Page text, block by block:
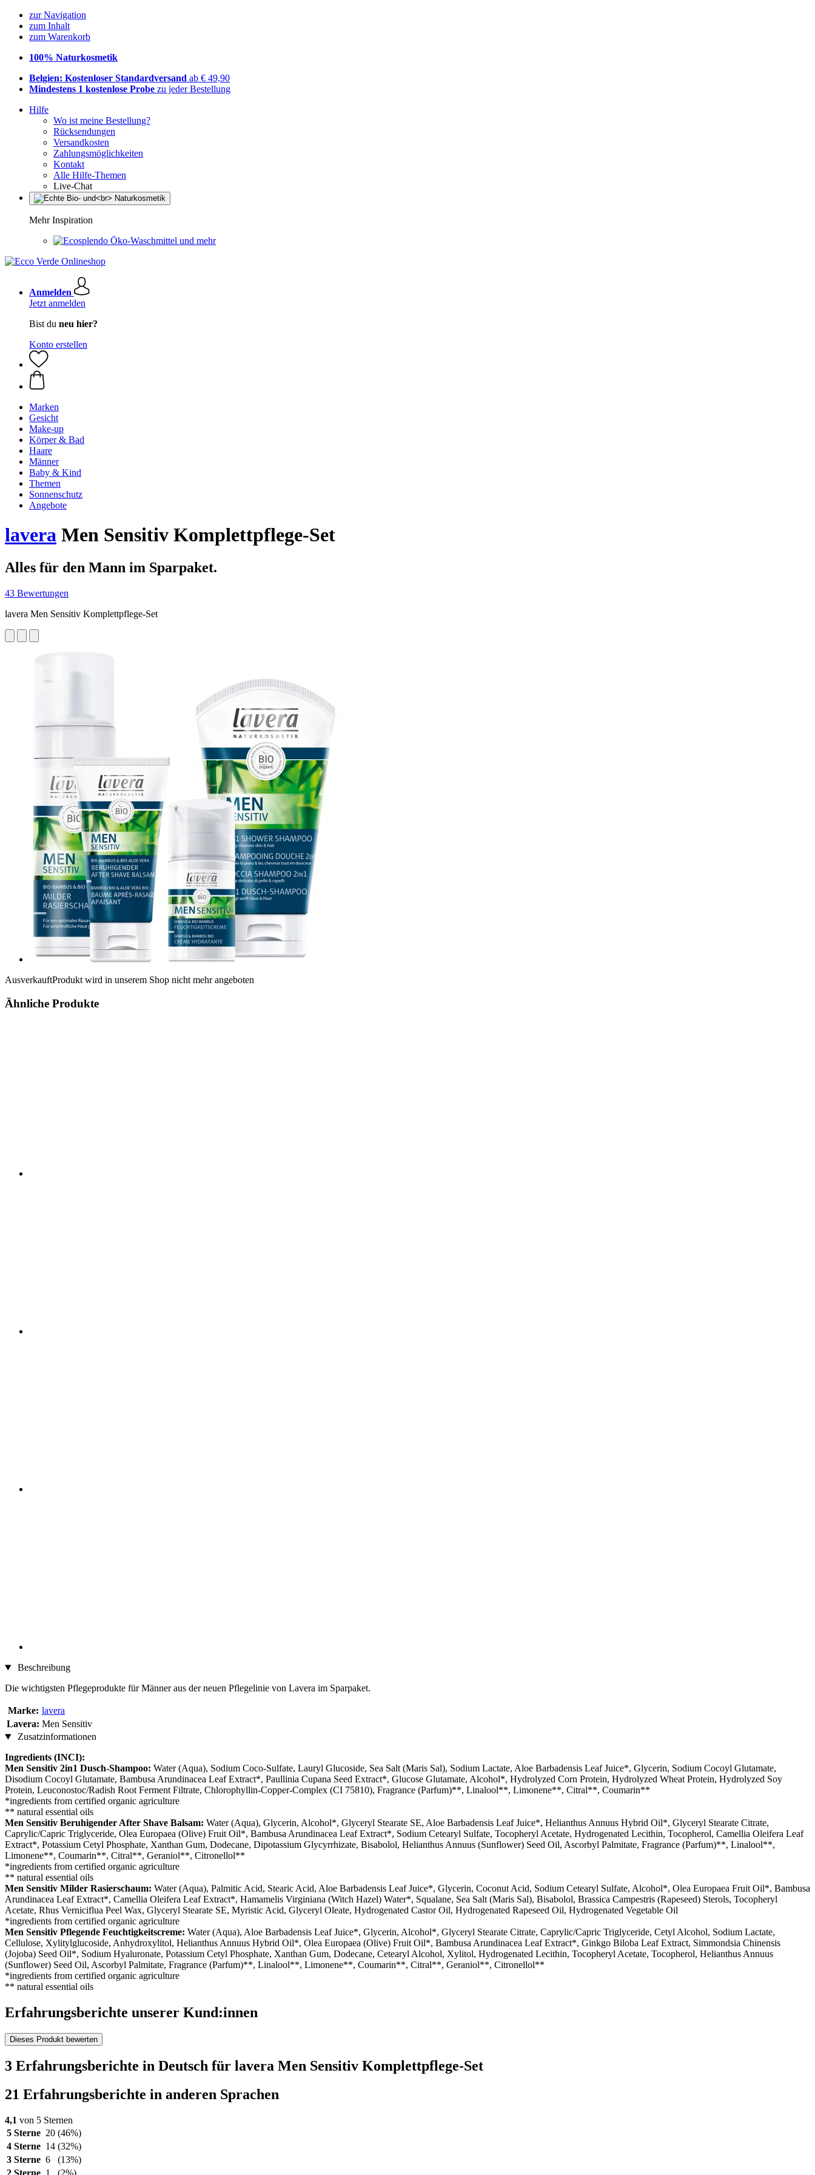
zur Navigation
zum Inhalt
zum Warenkorb
100% Naturkosmetik
Belgien: Kostenloser Standardversand ab € 49,90
Mindestens 1 kostenlose Probe zu jeder Bestellung
Hilfe
Wo ist meine Bestellung?
Rücksendungen
Versandkosten
Zahlungsmöglichkeiten
Kontakt
Alle Hilfe-Themen
Live-Chat
Mehr Inspiration
Öko-Waschmittel und mehr
Anmelden
Jetzt anmelden
Bist du neu hier?
Konto erstellen
Marken
Gesicht
Make-up
Körper & Bad
Haare
Männer
Baby & Kind
Themen
Sonnenschutz
Angebote
lavera Men Sensitiv Komplettpflege-Set
Alles für den Mann im Sparpaket.
43 Bewertungen
lavera Men Sensitiv Komplettpflege-Set
AusverkauftProdukt wird in unserem Shop nicht mehr angeboten
Ähnliche Produkte
Beschreibung
Die wichtigsten Pflegeprodukte für Männer aus der neuen Pflegelinie von Lavera im Sparpaket.
Marke: lavera
Lavera: Men Sensitiv
Zusatzinformationen
Ingredients (INCI):
Men Sensitiv 2in1 Dusch-Shampoo: Water (Aqua), Sodium Coco-Sulfate, Lauryl Glucoside, Sea Salt (Maris Sal), Sodium Lactate, Aloe Barbadensis Leaf Juice*, Glycerin, Sodium Cocoyl Glutamate,
Disodium Cocoyl Glutamate, Bambusa Arundinacea Leaf Extract*, Paullinia Cupana Seed Extract*, Glucose Glutamate, Alcohol*, Hydrolyzed Corn Protein, Hydrolyzed Wheat Protein, Hydrolyzed Soy
Protein, Leuconostoc/Radish Root Ferment Filtrate, Chlorophyllin-Copper-Complex (CI 75810), Fragrance (Parfum)**, Linalool**, Limonene**, Citral**, Coumarin**
*ingredients from certified organic agriculture
** natural essential oils
Men Sensitiv Beruhigender After Shave Balsam: Water (Aqua), Glycerin, Alcohol*, Glyceryl Stearate SE, Aloe Barbadensis Leaf Juice*, Helianthus Annuus Hybrid Oil*, Glyceryl Stearate Citrate,
Caprylic/Capric Triglyceride, Olea Europaea (Olive) Fruit Oil*, Bambusa Arundinacea Leaf Extract*, Sodium Cetearyl Sulfate, Tocopheryl Acetate, Hydrogenated Lecithin, Tocopherol, Camellia Oleifera Leaf
Extract*, Potassium Cetyl Phosphate, Xanthan Gum, Dodecane, Dipotassium Glycyrrhizate, Bisabolol, Helianthus Annuus (Sunflower) Seed Oil, Ascorbyl Palmitate, Fragrance (Parfum)**, Linalool**,
Limonene**, Coumarin**, Citral**, Geraniol**, Citronellol**
*ingredients from certified organic agriculture
** natural essential oils
Men Sensitiv Milder Rasierschaum: Water (Aqua), Palmitic Acid, Stearic Acid, Aloe Barbadensis Leaf Juice*, Glycerin, Coconut Acid, Sodium Cetearyl Sulfate, Alcohol*, Olea Europaea Fruit Oil*, Bambusa
Arundinacea Leaf Extract*, Camellia Oleifera Leaf Extract*, Hamamelis Virginiana (Witch Hazel) Water*, Squalane, Sea Salt (Maris Sal), Bisabolol, Brassica Campestris (Rapeseed) Sterols, Tocopheryl
Acetate, Rhus Verniciflua Peel Wax, Glyceryl Stearate SE, Myristic Acid, Glyceryl Oleate, Hydrogenated Castor Oil, Hydrogenated Rapeseed Oil, Hydrogenated Vegetable Oil
*ingredients from certified organic agriculture
Men Sensitiv Pflegende Feuchtigkeitscreme: Water (Aqua), Aloe Barbadensis Leaf Juice*, Glycerin, Alcohol*, Glyceryl Stearate Citrate, Caprylic/Capric Triglyceride, Cetyl Alcohol, Sodium Lactate,
Cellulose, Xylitylglucoside, Anhydroxylitol, Helianthus Annuus Hybrid Oil*, Olea Europaea (Olive) Fruit Oil*, Bambusa Arundinacea Leaf Extract*, Ginkgo Biloba Leaf Extract, Simmondsia Chinensis
(Jojoba) Seed Oil*, Sodium Hyaluronate, Potassium Cetyl Phosphate, Xanthan Gum, Dodecane, Cetearyl Alcohol, Xylitol, Hydrogenated Lecithin, Tocopheryl Acetate, Tocopherol, Helianthus Annuus
(Sunflower) Seed Oil, Ascorbyl Palmitate, Fragrance (Parfum)**, Linalool**, Limonene**, Coumarin**, Citral**, Geraniol**, Citronellol**
*ingredients from certified organic agriculture
** natural essential oils
Erfahrungsberichte unserer Kund:innen
Dieses Produkt bewerten
3 Erfahrungsberichte in Deutsch für lavera Men Sensitiv Komplettpflege-Set
21 Erfahrungsberichte in anderen Sprachen
4,1 von 5 Sternen
5 Sterne 20 (46%)
4 Sterne 14 (32%)
3 Sterne 6
(13%)
2 Sterne 1 (2%)